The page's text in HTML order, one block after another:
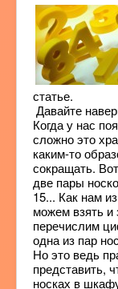
статье.
Давайте
Когда у нас
сложно это
каким-то
сокращать.
две пары
15... Как нам
можем взять и
перечислим
одна из пар
Но это ведь
представить,
носках в